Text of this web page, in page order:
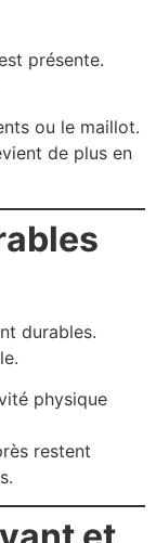
présente.
ou le maillot.
de plus en
durables.
physique
restent